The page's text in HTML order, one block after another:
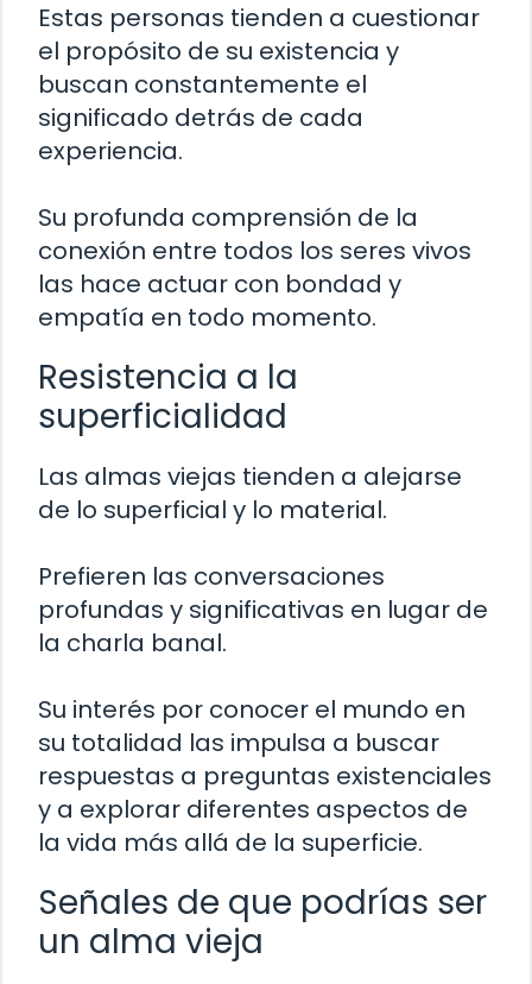
Estas personas tienden a cuestionar
el propósito de su existencia y
buscan constantemente el
significado detrás de cada
experiencia.
Su profunda comprensión de la
conexión entre todos los seres vivos
las hace actuar con bondad y
empatía en todo momento.
Resistencia a la
superficialidad
Las almas viejas tienden a alejarse
de lo superficial y lo material.
Prefieren las conversaciones
profundas y significativas en lugar de
la charla banal.
Su interés por conocer el mundo en
su totalidad las impulsa a buscar
respuestas a preguntas existenciales
y a explorar diferentes aspectos de
la vida más allá de la superficie.
Señales de que podrías ser
un alma vieja